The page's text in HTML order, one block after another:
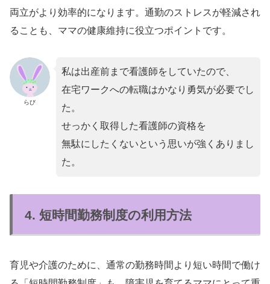
両立がより効率的になります。通勤のストレスが軽減され
ることも、ママの健康維持に役立つポイントです。
らび
私は出産前まで看護師をしていたので、
在宅ワークへの転職はかなり勇気が必要でし
た。
せっかく取得した看護師の資格を
無駄にしたくないという思いが強くありまし
た。
4. 短時間勤務制度の利用方法
育児や介護のために、通常の勤務時間より短い時間で働け